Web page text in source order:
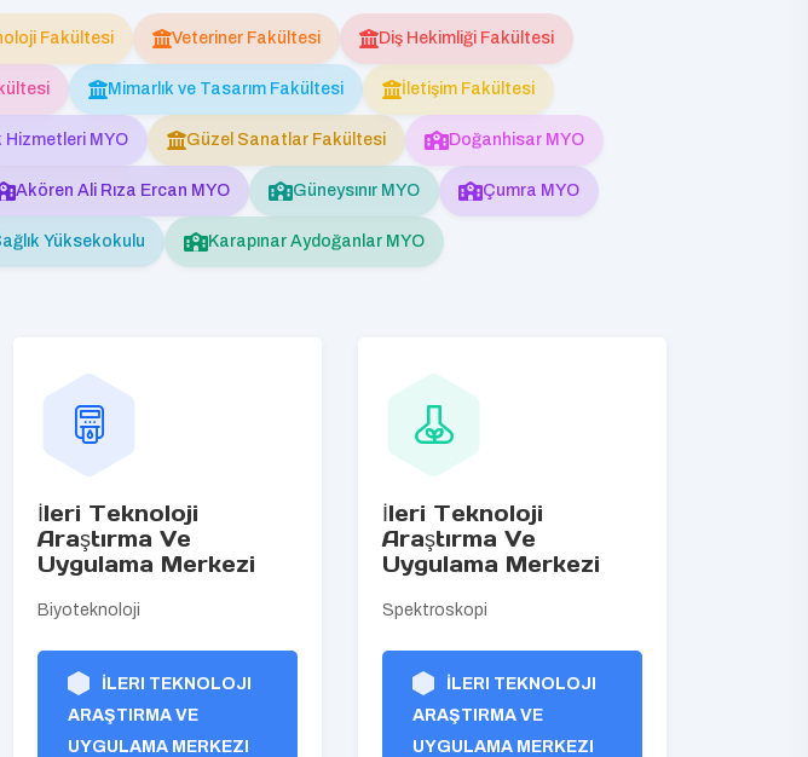
Fakültesi Veteriner Fakültesi Diş Hekimliği Fakültesi
Mimarlık ve Tasarım Fakültesi İletişim Fakültesi
Hizmetleri MYO Güzel Sanatlar Fakültesi Doğanhisar MYO
Akören Ali Rıza Ercan MYO Güneysınır MYO Çumra MYO
Yüksekokulu Karapınar Aydoğanlar MYO
İleri Teknoloji
Araştırma Ve
Uygulama Merkezi
Biyoteknoloji
İLERI TEKNOLOJI
ARAŞTIRMA VE
UYGULAMA MERKEZI
İleri Teknoloji
Araştırma Ve
Uygulama Merkezi
Spektroskopi
İLERI TEKNOLOJI
ARAŞTIRMA VE
UYGULAMA MERKEZI